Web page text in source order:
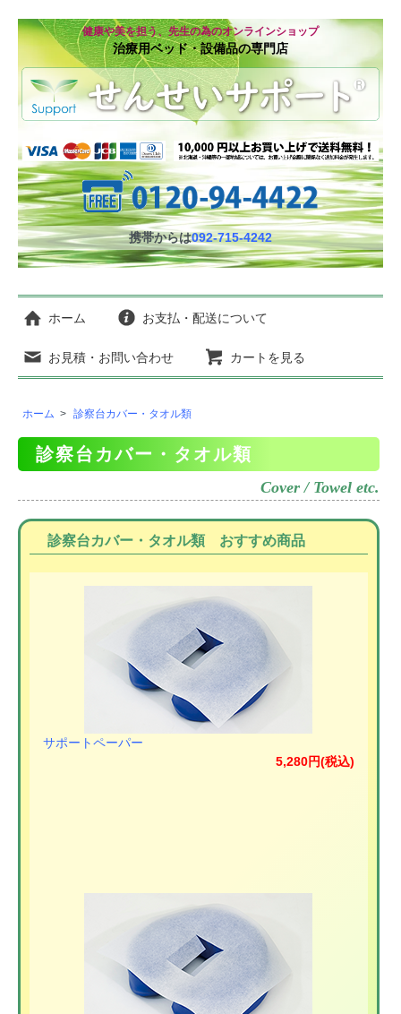
健康や美を担う、先生の為のオンラインショップ
治療用ベッド・設備品の専門店
携帯からは092-715-4242
ホーム お支払・配送について
お見積・お問い合わせ カートを見る
ホーム > 診察台カバー・タオル類
診察台カバー・タオル類
Cover / Towel etc.
診察台カバー・タオル類 おすすめ商品
サポートペーパー
5,280円(税込)